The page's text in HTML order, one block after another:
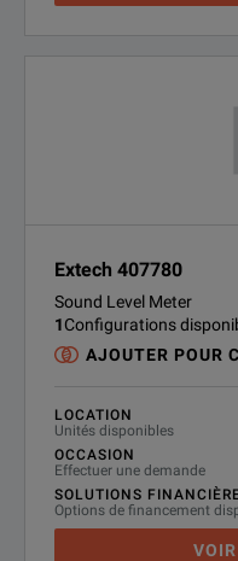
Extech 407780
Sound Level Meter
1Configurations
AJOUTER POUR
LOCATION
Unités disponibles
OCCASION
Effectuer une demande
SOLUTIONS
Options de financement